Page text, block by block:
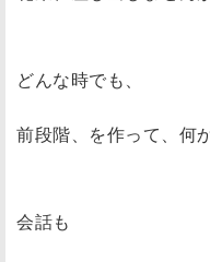
どんな時でも、
前段階、を作って、何
会話も